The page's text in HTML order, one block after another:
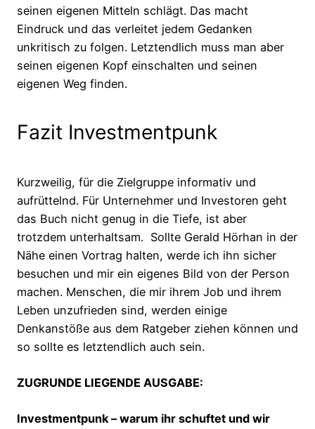
seinen eigenen Mitteln schlägt. Das macht
Eindruck und das verleitet jedem Gedanken
unkritisch zu folgen. Letztendlich muss man aber
seinen eigenen Kopf einschalten und seinen
eigenen Weg finden.
Fazit Investmentpunk
Kurzweilig, für die Zielgruppe informativ und
aufrüttelnd. Für Unternehmer und Investoren geht
das Buch nicht genug in die Tiefe, ist aber
trotzdem unterhaltsam. Sollte Gerald Hörhan in der
Nähe einen Vortrag halten, werde ich ihn sicher
besuchen und mir ein eigenes Bild von der Person
machen. Menschen, die mir ihrem Job und ihrem
Leben unzufrieden sind, werden einige
Denkanstöße aus dem Ratgeber ziehen können und
so sollte es letztendlich auch sein.
ZUGRUNDE LIEGENDE AUSGABE:
Investmentpunk – warum ihr schuftet und wir